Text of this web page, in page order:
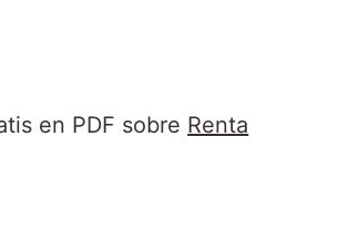
en PDF sobre Renta